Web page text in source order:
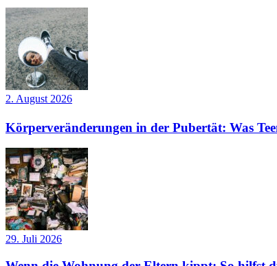
2. August 2026
Körperveränderungen in der Pubertät: Was
29. Juli 2026